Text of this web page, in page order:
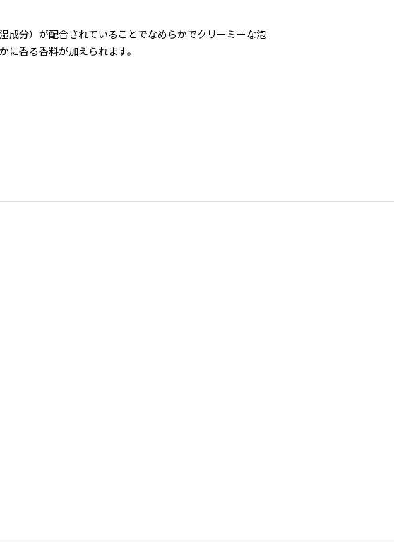
成分）が配合されていることでなめらかでクリーミーな泡
香る香料が加えられます。